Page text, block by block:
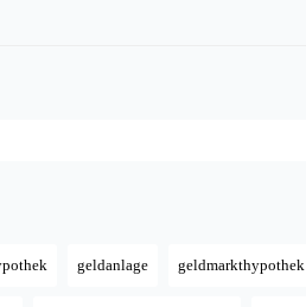
geldanlage geldmarkthypothek